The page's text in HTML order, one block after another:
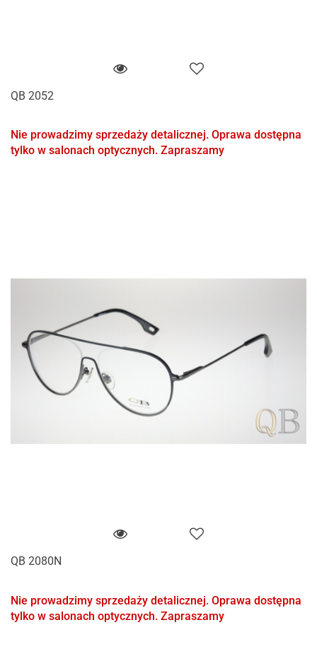
QB 2052
Nie prowadzimy sprzedaży detalicznej. Oprawa dostępna
tylko w salonach optycznych. Zapraszamy
QB 2080N
Nie prowadzimy sprzedaży detalicznej. Oprawa dostępna
tylko w salonach optycznych. Zapraszamy